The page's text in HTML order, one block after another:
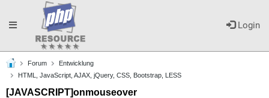
Login
Toggle
navigation
Forum
Entwicklung
HTML, JavaScript, AJAX, jQuery, CSS, Bootstrap, LESS
[JAVASCRIPT]onmouseover